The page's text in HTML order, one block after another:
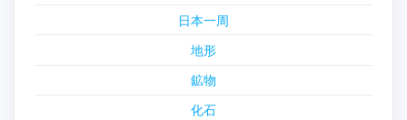
日本一周
地形
鉱物
化石